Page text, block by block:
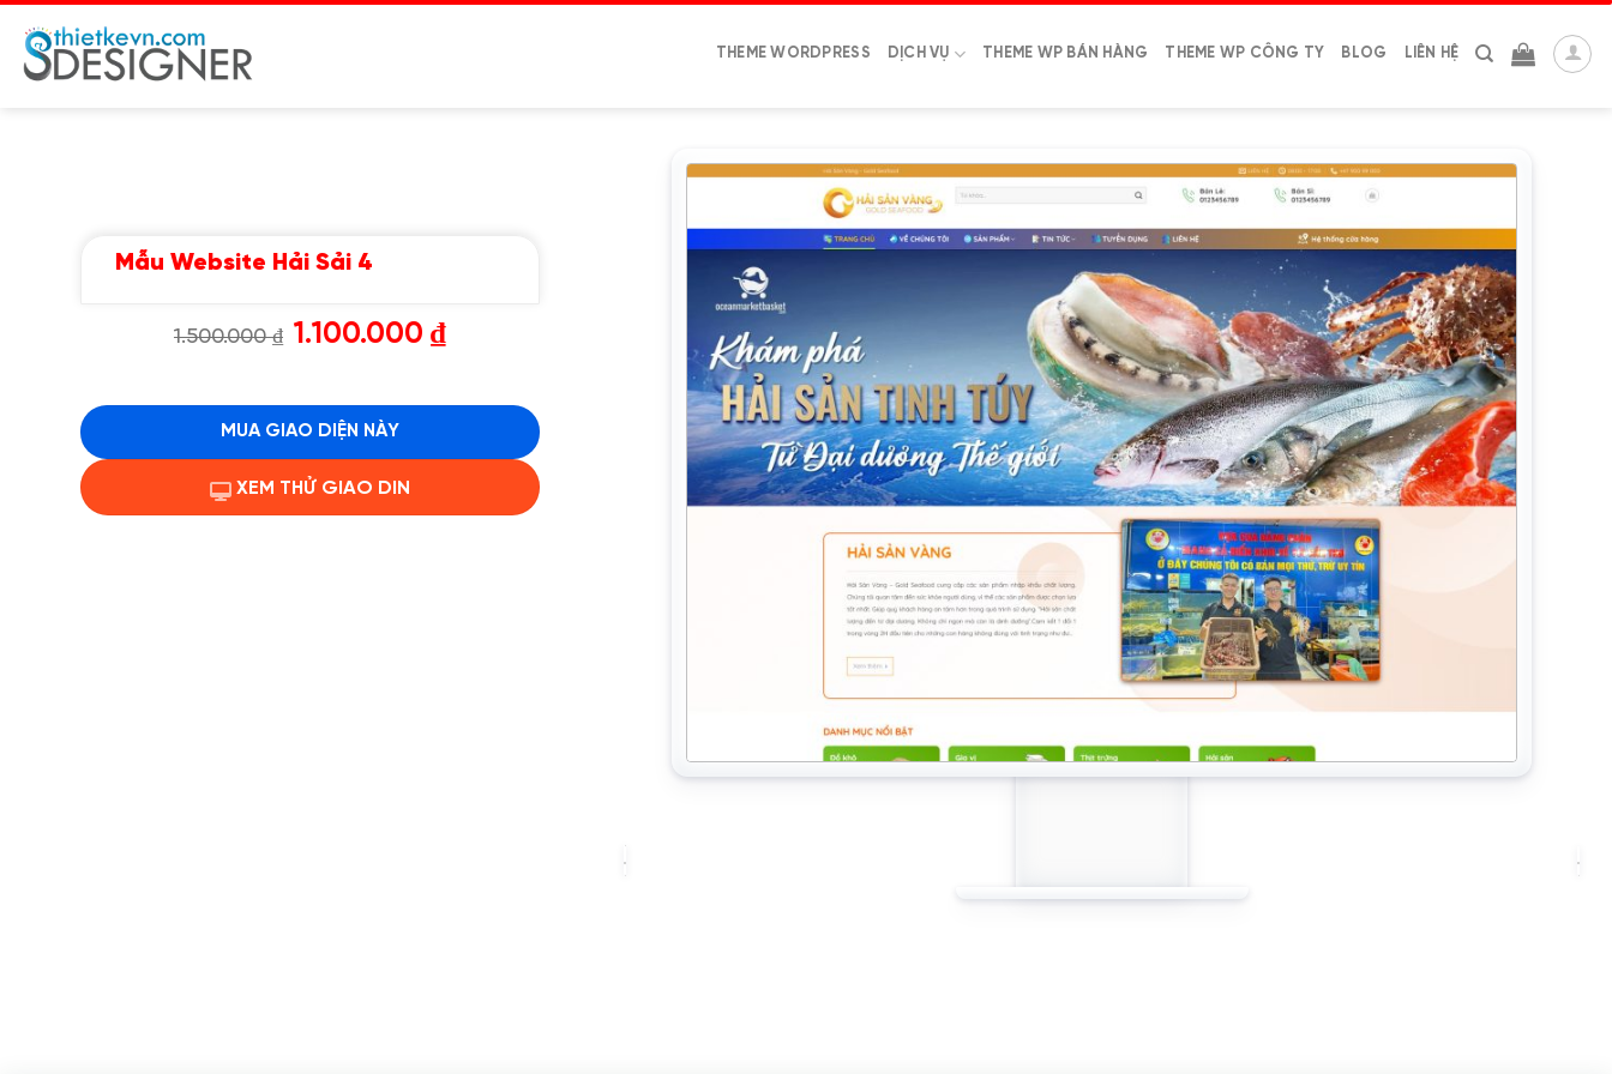
đến
nội
THEME WORDPRESS DỊCH VỤ THEME WP BÁN HÀNG THEME WP CÔNG TY BLOG LIÊN HỆ
Mẫu Website Hải Sải 4
1.500.000₫
Giá
gốc
1.100.000₫Giá
hiện
1.100.000 ₫.
MUA GIAO DIỆN NÀY
XEM THỬ GIAO DIN